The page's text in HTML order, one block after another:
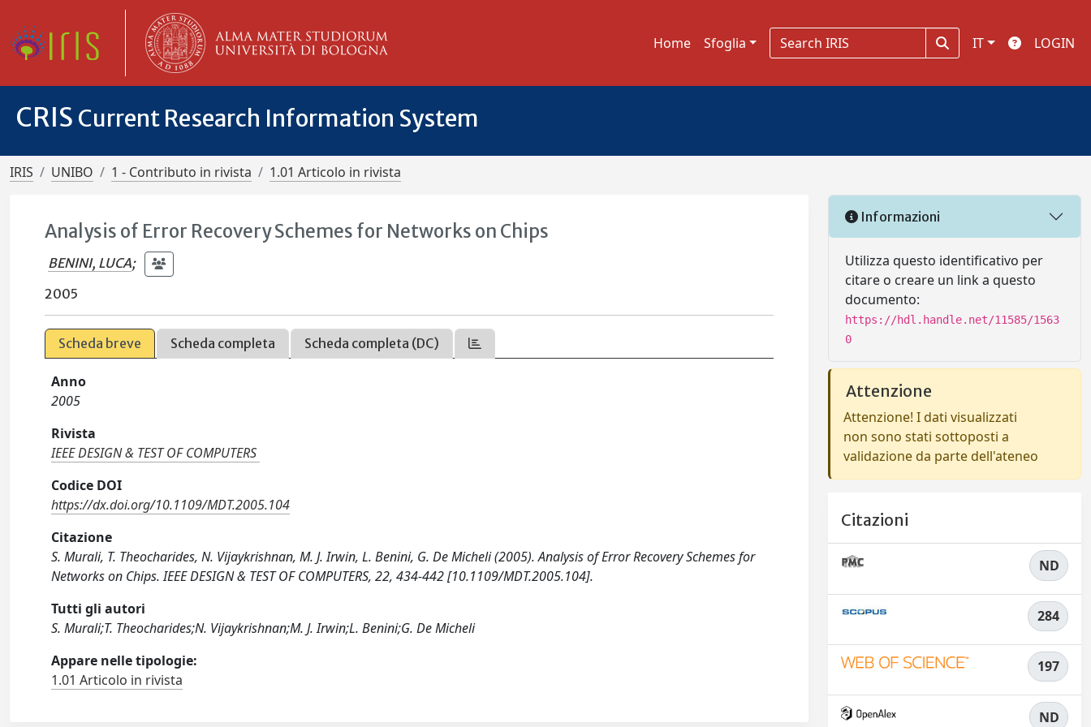
Home Sfoglia IT LOGIN
CRIS Current Research Information System
IRIS UNIBO 1 - Contributo in rivista 1.01 Articolo in rivista
Analysis of Error Recovery Schemes for Networks on Chips
BENINI, LUCA;
2005
Scheda breve Scheda completa Scheda completa (DC)
Anno
2005
Rivista
IEEE DESIGN & TEST OF COMPUTERS
Codice DOI
https://dx.doi.org/10.1109/MDT.2005.104
Citazione
S. Murali, T. Theocharides, N. Vijaykrishnan, M. J. Irwin, L. Benini, G. De Micheli (2005). Analysis of Error Recovery Schemes for
Networks on Chips. IEEE DESIGN & TEST OF COMPUTERS, 22, 434-442 [10.1109/MDT.2005.104].
Tutti gli autori
S. Murali;T. Theocharides;N. Vijaykrishnan;M. J. Irwin;L. Benini;G. De Micheli
Appare nelle tipologie:
1.01 Articolo in rivista
Informazioni
Utilizza questo identificativo per
citare o creare un link a questo
documento:
https://hdl.handle.net/11585/1563
0
Attenzione
Attenzione! I dati visualizzati
non sono stati sottoposti a
validazione da parte dell'ateneo
Citazioni
ND
284
197
ND